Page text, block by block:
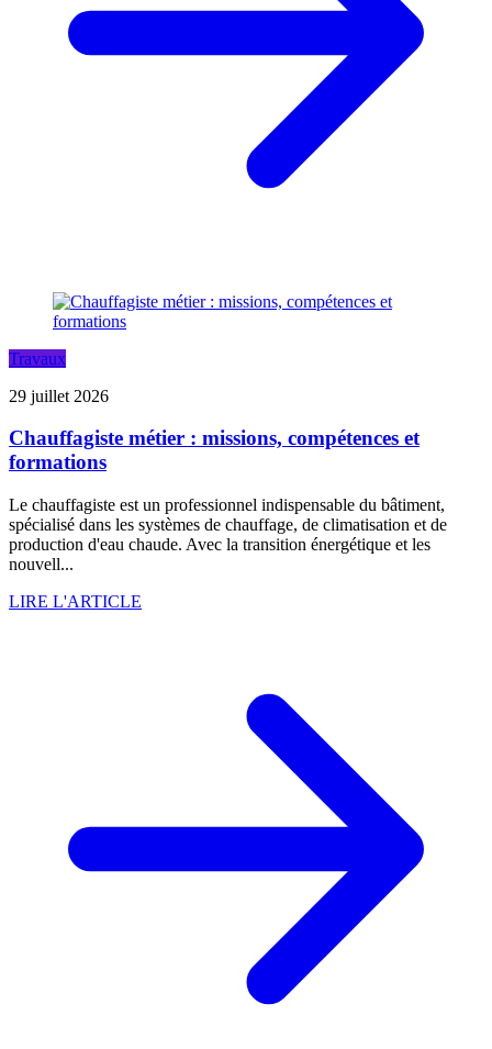
Travaux
29 juillet 2026
Chauffagiste métier : missions, compétences et
formations
Le chauffagiste est un professionnel indispensable du bâtiment,
spécialisé dans les systèmes de chauffage, de climatisation et de
production d'eau chaude. Avec la transition énergétique et les
nouvell...
LIRE L'ARTICLE